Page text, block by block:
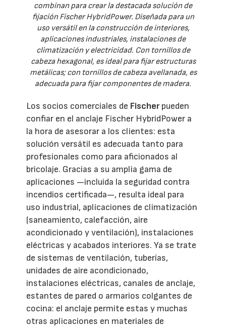
combinan para crear la destacada solución de
fijación Fischer HybridPower. Diseñada para un
uso versátil en la construcción de interiores,
aplicaciones industriales, instalaciones de
climatización y electricidad. Con tornillos de
cabeza hexagonal, es ideal para fijar estructuras
metálicas; con tornillos de cabeza avellanada, es
adecuada para fijar componentes de madera.
Los socios comerciales de Fischerpueden
confiar en el anclaje Fischer HybridPower a
la hora de asesorar a los clientes: esta
solución versátil es adecuada tanto para
profesionales como para aficionados al
bricolaje. Gracias a su amplia gama de
aplicaciones —incluida la seguridad contra
incendios certificada—, resulta ideal para
uso industrial, aplicaciones de climatización
(saneamiento, calefacción, aire
acondicionado y ventilación), instalaciones
eléctricas y acabados interiores. Ya se trate
de sistemas de ventilación, tuberías,
unidades de aire acondicionado,
instalaciones eléctricas, canales de anclaje,
estantes de pared o armarios colgantes de
cocina: el anclaje permite estas y muchas
otras aplicaciones en materiales de